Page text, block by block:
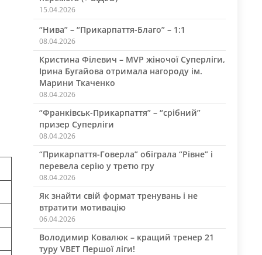
15.04.2026
“Нива” – “Прикарпаття-Благо” – 1:1
08.04.2026
Кристина Філевич – MVP жіночої Суперліги,
Ірина Бугайова отримала нагороду ім.
Марини Ткаченко
08.04.2026
“Франківськ-Прикарпаття” – “срібний”
призер Суперліги
08.04.2026
“Прикарпаття-Говерла” обіграла “Рівне” і
перевела серію у третю гру
08.04.2026
Як знайти свій формат тренувань і не
втратити мотивацію
06.04.2026
Володимир Ковалюк – кращий тренер 21
туру VBET Першої ліги!